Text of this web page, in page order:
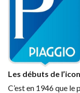
Les débuts de
C’est en 1946 que